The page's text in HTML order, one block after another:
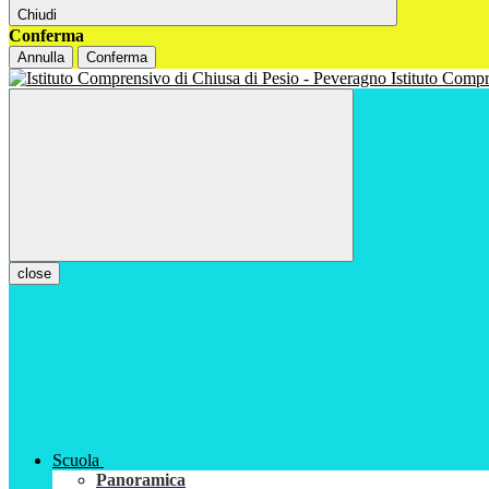
Chiudi
Conferma
Annulla Conferma
Istituto
close
Scuola
Panoramica